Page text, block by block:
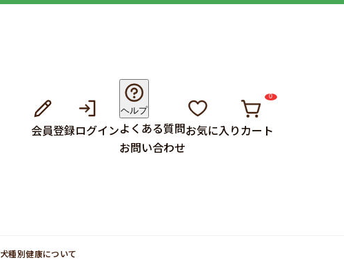
会員登録ログイン
ヘルプ
よくある質問
お問い合わせ
お気に入りカート
0
犬種別健康について